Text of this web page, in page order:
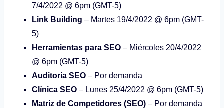
7/4/2022 @ 6pm (GMT-5)
Link Building – Martes 19/4/2022 @ 6pm (GMT-
5)
Herramientas para SEO – Miércoles 20/4/2022
@ 6pm (GMT-5)
Auditoria SEO – Por demanda
Clínica SEO – Lunes 25/4/2022 @ 6pm (GMT-5)
Matriz de Competidores (SEO) – Por demanda